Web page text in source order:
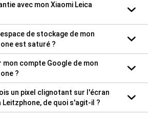
avec mon Xiaomi Leica
de stockage de mon
est saturé ?
mon compte Google de mon
?
un pixel clignotant sur l'écran
Leitzphone, de quoi s'agit-il ?